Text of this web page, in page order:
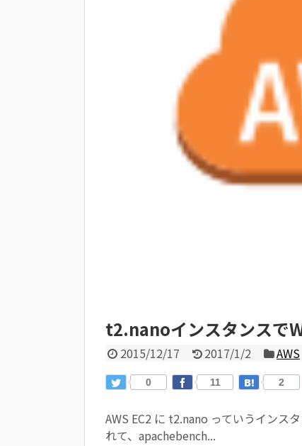
t2.nanoインスタンスで
2015/12/17 2017/1/2 AWS
0 11 2
AWS EC2 に t2.nano っていうインス
れて、apachebench...